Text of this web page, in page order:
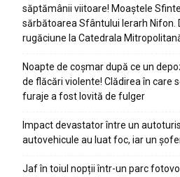
săptămânii viitoare! Moaștele
sărbătoarea Sfântului Ierarh Nifon.
rugăciune la Catedrala
Noapte de coșmar după ce un
de flăcări violente! Clădirea în care
furaje a fost lovită de fulger
Impact devastator între un
autovehicule au luat foc, iar un
Jaf în toiul nopții într-un parc